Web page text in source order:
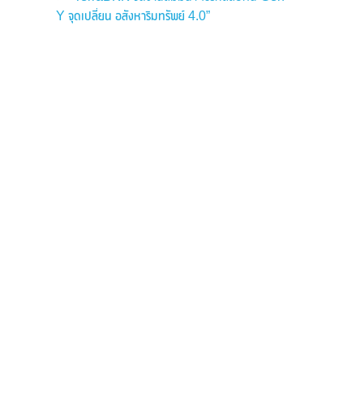
Y จุดเปลี่ยน อสังหาริมทรัพย์ 4.0”